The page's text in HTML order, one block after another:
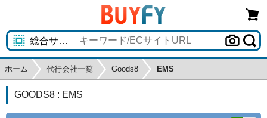
ホーム 代行会社一覧 Goods8 EMS
GOODS8 : EMS